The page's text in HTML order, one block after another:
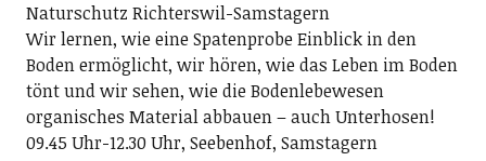
Naturschutz Richterswil-Samstagern
Wir lernen, wie eine Spatenprobe Einblick in den
Boden ermöglicht, wir hören, wie das Leben im Boden
tönt und wir sehen, wie die Bodenlebewesen
organisches Material abbauen – auch Unterhosen!
09.45 Uhr-12.30 Uhr, Seebenhof, Samstagern